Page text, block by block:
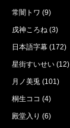
常闇トワ (9)
戌神ころね (3)
日本語字幕 (172)
星街すいせい (12)
月ノ美兎 (101)
桐生ココ (4)
殿堂入り (6)